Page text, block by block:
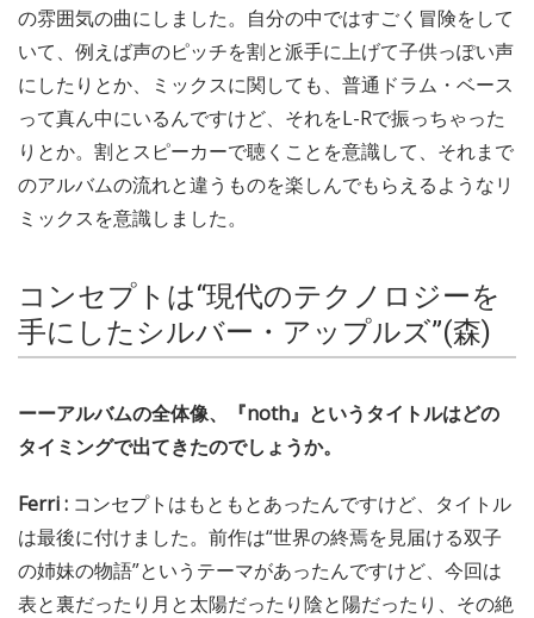
の雰囲気の曲にしました。自分の中ではすごく冒険をして
いて、例えば声のピッチを割と派手に上げて子供っぽい声
にしたりとか、ミックスに関しても、普通ドラム・ベース
って真ん中にいるんですけど、それをL-Rで振っちゃった
りとか。割とスピーカーで聴くことを意識して、それまで
のアルバムの流れと違うものを楽しんでもらえるようなリ
ミックスを意識しました。
コンセプトは“現代のテクノロジーを
手にしたシルバー・アップルズ”(森)
ーーアルバムの全体像、『noth』というタイトルはどの
タイミングで出てきたのでしょうか。
Ferri : コンセプトはもともとあったんですけど、タイトル
は最後に付けました。前作は“世界の終焉を見届ける双子
の姉妹の物語”というテーマがあったんですけど、今回は
表と裏だったり月と太陽だったり陰と陽だったり、その絶